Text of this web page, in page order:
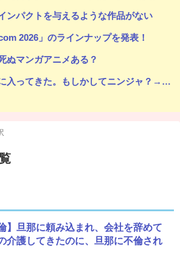
ンパクトを与えるような作品がない
2026」のラインナップを発表！
ぬマンガアニメある？
もしかしてニンジャ？→スタイリッシュな動きはこちらです…
】旦那に頼み込まれ、会社を辞めて
介護してきたのに、旦那に不倫され